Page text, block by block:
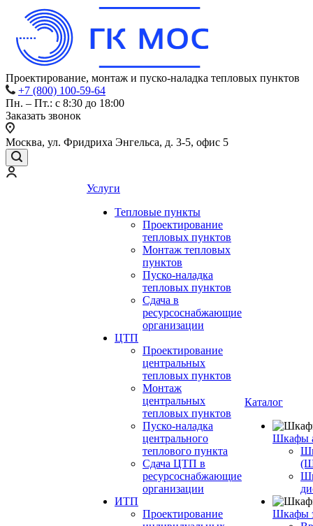
Проектирование, монтаж и пуско-наладка тепловых пунктов
+7 (800) 100-59-64
Пн. – Пт.: с 8:30 до 18:00
Заказать звонок
Москва, ул. Фридриха Энгельса, д. 3-5, офис 5
Услуги
Тепловые пункты
Проектирование
тепловых пунктов
Монтаж тепловых
пунктов
Пуско-наладка
тепловых пунктов
Сдача в
ресурсоснабжающие
организации
ЦТП
Проектирование
центральных
тепловых пунктов
Монтаж
центральных
тепловых пунктов
Пуско-наладка
центрального
теплового пункта
Сдача ЦТП в
ресурсоснабжающие
организации
ИТП
Проектирование
Каталог
Шкафы
Шкафы